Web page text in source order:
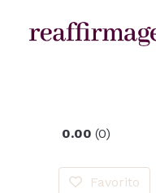
0.00 0
Favorito